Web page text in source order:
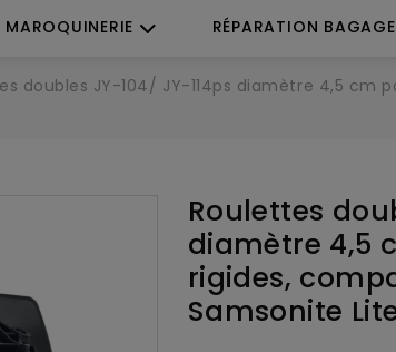
MAROQUINERIE RÉPARATION BAGAGE
doubles JY-104/ JY-114ps diamètre 4,5 cm
Roulettes
diamètre 4,5
rigides,
Samsonite